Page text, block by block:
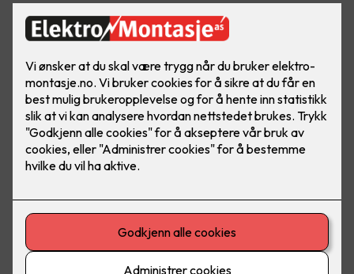
Elbil er kommet for å bli. Med elbillader hjemme har du